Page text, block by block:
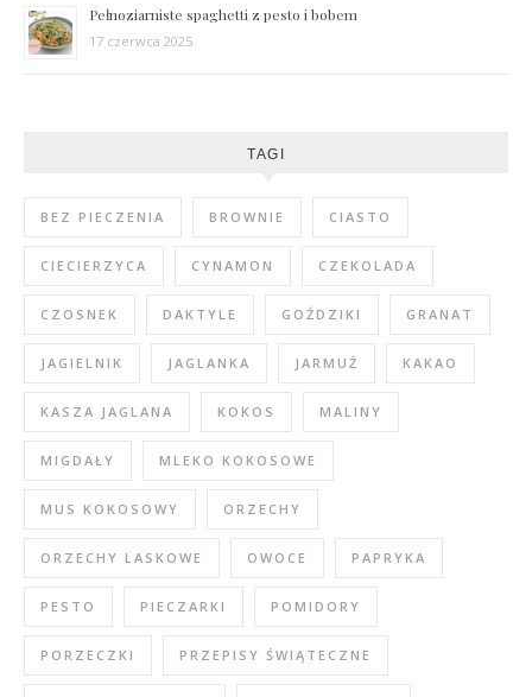
Pełnoziarniste spaghetti z pesto i bobem
17 czerwca 2025
TAGI
BEZ PIECZENIA BROWNIE CIASTO
CIECIERZYCA CYNAMON CZEKOLADA
CZOSNEK DAKTYLE GOŹDZIKI GRANAT
JAGIELNIK JAGLANKA JARMUŻ KAKAO
KASZA JAGLANA KOKOS MALINY
MIGDAŁY MLEKO KOKOSOWE
MUS KOKOSOWY ORZECHY
ORZECHY LASKOWE OWOCE PAPRYKA
PESTO PIECZARKI POMIDORY
PORZECZKI PRZEPISY ŚWIĄTECZNE